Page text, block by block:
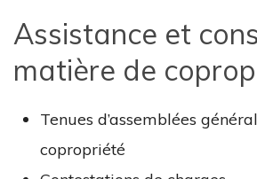
Assistance et
matière de
Tenues d’assemblées
copropriété